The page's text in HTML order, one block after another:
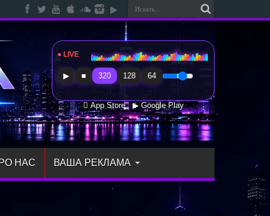
● LIVE Radio Sfera Music
▶ ■ 320 128 64
 App Store ▶ Google Play
НАС ВАША РЕКЛАМА